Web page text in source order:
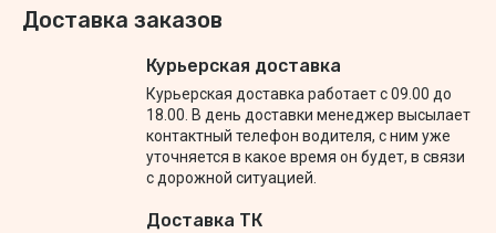
Доставка заказов
Курьерская доставка
Курьерская доставка работает с 09.00 до
18.00. В день доставки менеджер высылает
контактный телефон водителя, с ним уже
уточняется в какое время он будет, в связи
с дорожной ситуацией.
Доставка ТК